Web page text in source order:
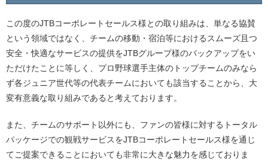
この度のJTBコーポレートセールス様との取り組みは、単なる協賛
という領域ではなく、チームの移動・宿泊等におけるスムーズ且つ
安全・快適なサービスの提供をJTBグループ様のバックアップをい
ただけたことに等しく、プロ野球選手主体のトップチームのみなら
ず各ジュニア世代等の代表チームにおいても該当することから、大
変有意義な取り組みであると考えております。
また、チームのサポート以外にも、ファンの皆様に対するトータル
パッケージでの観戦サービスをJTBコーポレートセールス様を通じ
てご提案できることにおいても非常に大きな魅力を感じておりま